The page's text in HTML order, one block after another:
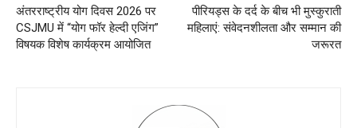
अंतरराष्ट्रीय योग दिवस 2026 पर
CSJMU में “योग फॉर हेल्दी एजिंग”
विषयक विशेष कार्यक्रम आयोजित
पीरियड्स के दर्द के बीच भी मुस्कुराती
महिलाएं: संवेदनशीलता और सम्मान की
जरूरत